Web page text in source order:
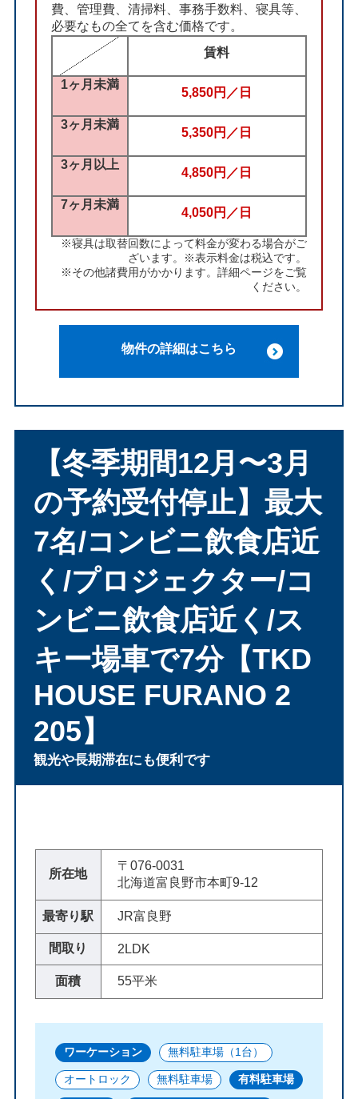
費、管理費、清掃料、事務手数料、寝具等、
必要なもの全てを含む価格です。
1ヶ月未満
3ヶ月未満
3ヶ月以上
7ヶ月未満
賃料
5,850円／日
5,350円／日
4,850円／日
4,050円／日
※寝具は取替回数によって料金が変わる場合がご
ざいます。※表示料金は税込です。
※その他諸費用がかかります。詳細ページをご覧
ください。
物件の詳細はこちら
【冬季期間12月〜3月
の予約受付停止】最大
7名/コンビニ飲食店近
く/プロジェクター/コ
ンビニ飲食店近く/ス
キー場車で7分【TKD
HOUSE FURANO 2
205】
観光や長期滞在にも便利です
所在地
〒076-0031
北海道富良野市本町9-12
最寄り駅 JR富良野
間取り 2LDK
面積 55平米
ワーケーション 無料駐車場（1台）
オートロック 無料駐車場 有料駐車場